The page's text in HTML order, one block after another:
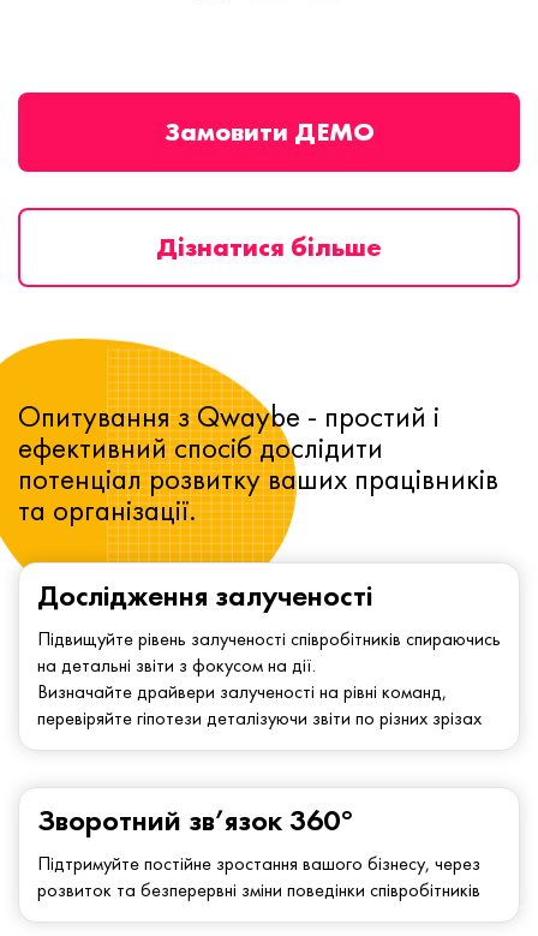
Замовити ДЕМО
Дізнатися більше
Дослідження залученості
Підвищуйте рівень залученості співробітників спираючись
на детальні звіти з фокусом на дії.
Визначайте драйвери залученості на рівні команд,
перевіряйте гіпотези деталізуючи звіти по різних зрізах
Зворотний зв’язок 360°
Підтримуйте постійне зростання вашого бізнесу, через
розвиток та безперервні зміни поведінки співробітників
Опитування з Qwaybe - простий і
ефективний спосіб дослідити
потенціал розвитку ваших працівників
та організації.